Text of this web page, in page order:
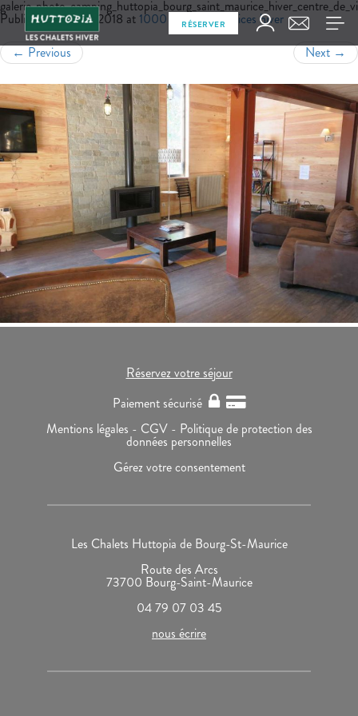
RÉSERVER
Publishedjuillet 17, 2018 at 1000 × 667inServices hiver
← Previous Next →
Réservez votre séjour
Paiement sécurisé
Mentions légales - CGV - Politique de protection des
données personnelles
Gérez votre consentement
Les Chalets Huttopia de Bourg-St-Maurice
Route des Arcs
73700 Bourg-Saint-Maurice
04 79 07 03 45
nous écrire